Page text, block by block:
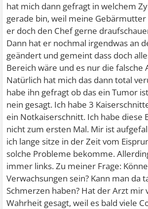
hat mich dann gefragt in welchem
gerade bin, weil meine Gebärmutter
er doch den Chef gerne
Dann hat er nochmal irgendwas an
geändert und gemeint dass doch
Bereich wäre und es nur die falsche
Natürlich hat mich das dann total
habe ihn gefragt ob das ein Tumor
nein gesagt. Ich habe 3
ein Notkaiserschnitt. Ich habe diese
nicht zum ersten Mal. Mir ist
ich lange sitze in der Zeit vom
solche Probleme bekomme.
immer links. Zu meiner Frage:
Verwachsungen sein? Kann man da
Schmerzen haben? Hat der Arzt mir
Wahrheit gesagt, weil es bald viele